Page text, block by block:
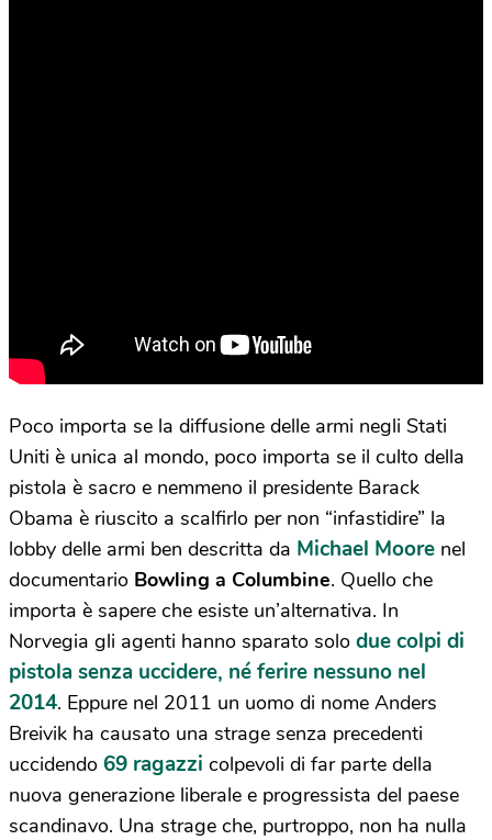
Poco importa se la diffusione delle armi negli Stati
Uniti è unica al mondo, poco importa se il culto della
pistola è sacro e nemmeno il presidente Barack
Obama è riuscito a scalfirlo per non “infastidire” la
lobby delle armi ben descritta da Michael Moore nel
documentario Bowling a Columbine. Quello che
importa è sapere che esiste un’alternativa. In
Norvegia gli agenti hanno sparato solo due colpi di
pistola senza uccidere, né ferire nessuno nel
2014. Eppure nel 2011 un uomo di nome Anders
Breivik ha causato una strage senza precedenti
uccidendo 69 ragazzi colpevoli di far parte della
nuova generazione liberale e progressista del paese
scandinavo. Una strage che, purtroppo, non ha nulla